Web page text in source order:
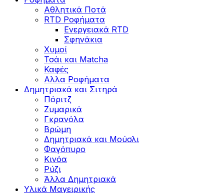
Αθλητικά Ποτά
RTD Ροφήματα
Ενεργειακά RTD
Σφηνάκια
Χυμοί
Τσάι και Matcha
Καφές
Αλλα Ροφήματα
Δημητριακά και Σιτηρά
Πόριτζ
Ζυμαρικά
Γκρανόλα
Βρώμη
Δημητριακά και Μούσλι
Φαγόπυρο
Κινόα
Ρύζι
Άλλα Δημητριακά
Υλικά Μαγειρικής